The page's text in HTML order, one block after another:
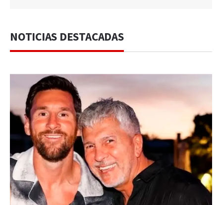
NOTICIAS DESTACADAS